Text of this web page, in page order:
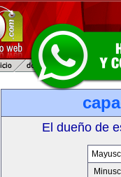
El dueño de